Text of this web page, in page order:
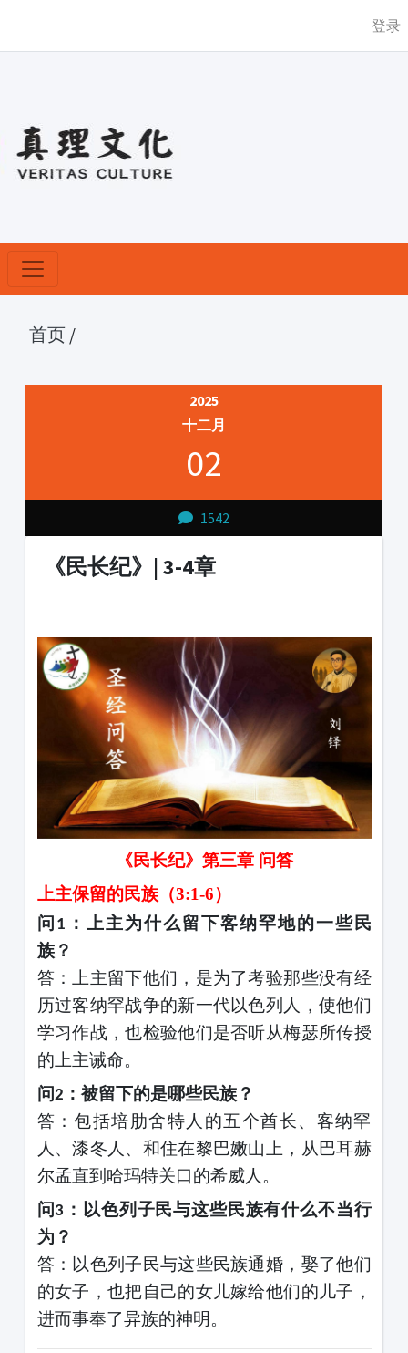
登录
首页 /
2025
十二月
02
1542
《民长纪》| 3-4章
《民长纪》第三章 问答
上主保留的民族（3:1-6）
问 1 ：上主为什么留下客纳罕地的一些民
族？
答：上主留下他们，是为了考验那些没有经
历过客纳罕战争的新一代以色列人，使他们
学习作战，也检验他们是否听从梅瑟所传授
的上主诫命。
问2 ：被留下的是哪些民族？
答：包括培肋舍特人的五个酋长、客纳罕
人、漆冬人、和住在黎巴嫩山上，从巴耳赫
尔孟直到哈玛特关口的希威人。
问3 ：以色列子民与这些民族有什么不当行
为？
答：以色列子民与这些民族通婚，娶了他们
的女子，也把自己的女儿嫁给他们的儿子，
进而事奉了异族的神明。